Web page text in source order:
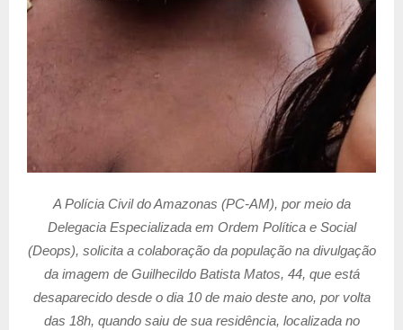
A Polícia Civil do Amazonas (PC-AM), por meio da
Delegacia Especializada em Ordem Política e Social
(Deops), solicita a colaboração da população na divulgação
da imagem de Guilhecildo Batista Matos, 44, que está
desaparecido desde o dia 10 de maio deste ano, por volta
das 18h, quando saiu de sua residência, localizada no